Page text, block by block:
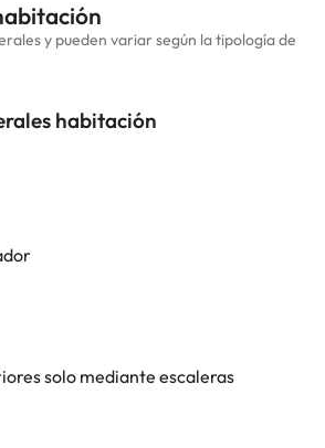
y pueden variar según la tipología de
habitación
solo mediante escaleras